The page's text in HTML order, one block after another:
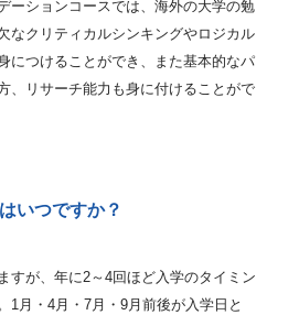
ーションコースでは、海外の大学の勉
なクリティカルシンキングやロジカル
につけることができ、また基本的なパ
、リサーチ能力も身に付けることがで
いつですか？
すが、年に2～4回ほど入学のタイミン
1月・4月・7月・9月前後が入学日と